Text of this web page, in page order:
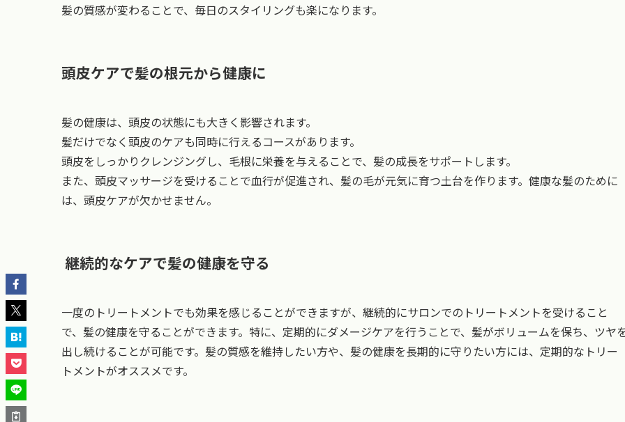
髪の質感が変わることで、毎日のスタイリングも楽になります。
頭皮ケアで髪の根元から健康に
髪の健康は、頭皮の状態にも大きく影響されます。
髪だけでなく頭皮のケアも同時に行えるコースがあります。
頭皮をしっかりクレンジングし、毛根に栄養を与えることで、髪の成長をサポートします。
また、頭皮マッサージを受けることで血行が促進され、髪の毛が元気に育つ土台を作ります。健康な髪のために
は、頭皮ケアが欠かせません。
継続的なケアで髪の健康を守る
一度のトリートメントでも効果を感じることができますが、継続的にサロンでのトリートメントを受けること
で、髪の健康を守ることができます。特に、定期的にダメージケアを行うことで、髪がボリュームを保ち、ツヤ
出し続けることが可能です。髪の質感を維持したい方や、髪の健康を長期的に守りたい方には、定期的なトリー
トメントがオススメです。